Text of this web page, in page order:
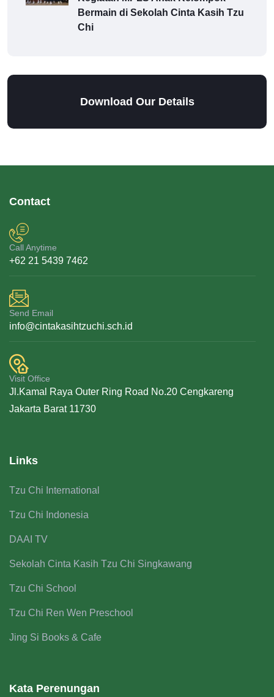
Bermain di Sekolah Cinta Kasih Tzu
Chi
Download Our Details
Contact
Call Anytime
+62 21 5439 7462
Send Email
info@cintakasihtzuchi.sch.id
Visit Office
Jl.Kamal Raya Outer Ring Road No.20 Cengkareng
Jakarta Barat 11730
Links
Tzu Chi International
Tzu Chi Indonesia
DAAI TV
Sekolah Cinta Kasih Tzu Chi Singkawang
Tzu Chi School
Tzu Chi Ren Wen Preschool
Jing Si Books & Cafe
Kata Perenungan